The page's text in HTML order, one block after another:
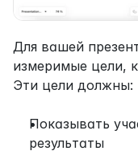
Для вашей
измеримые цели,
Эти цели должны:
Показывать
результаты